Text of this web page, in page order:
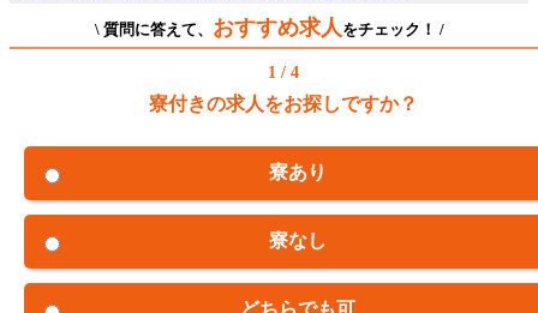
\ 質問に答えて、 おすすめ求人をチェック！ /
1 / 4
寮付きの求人をお探しですか？
寮あり
寮なし